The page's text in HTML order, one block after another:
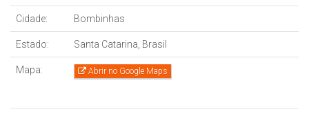
Cidade: Bombinhas
Estado: Santa Catarina, Brasil
Mapa: Abrir no Google Maps